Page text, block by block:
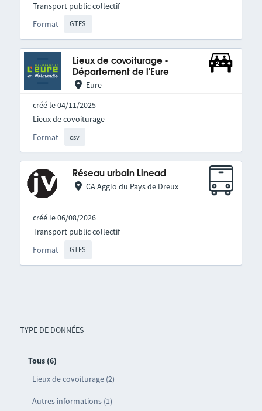
TYPE DE DONNÉES
Tous (6)
Lieux de covoiturage (2)
Autres informations (1)
Format GTFS
Transport public collectif
Lieux de covoiturage -
Département de l'Eure
Eure
créé le 04/11/2025
Format csv
Lieux de covoiturage
Réseau urbain Linead
CA Agglo du Pays de Dreux
créé le 06/08/2026
Format GTFS
Transport public collectif